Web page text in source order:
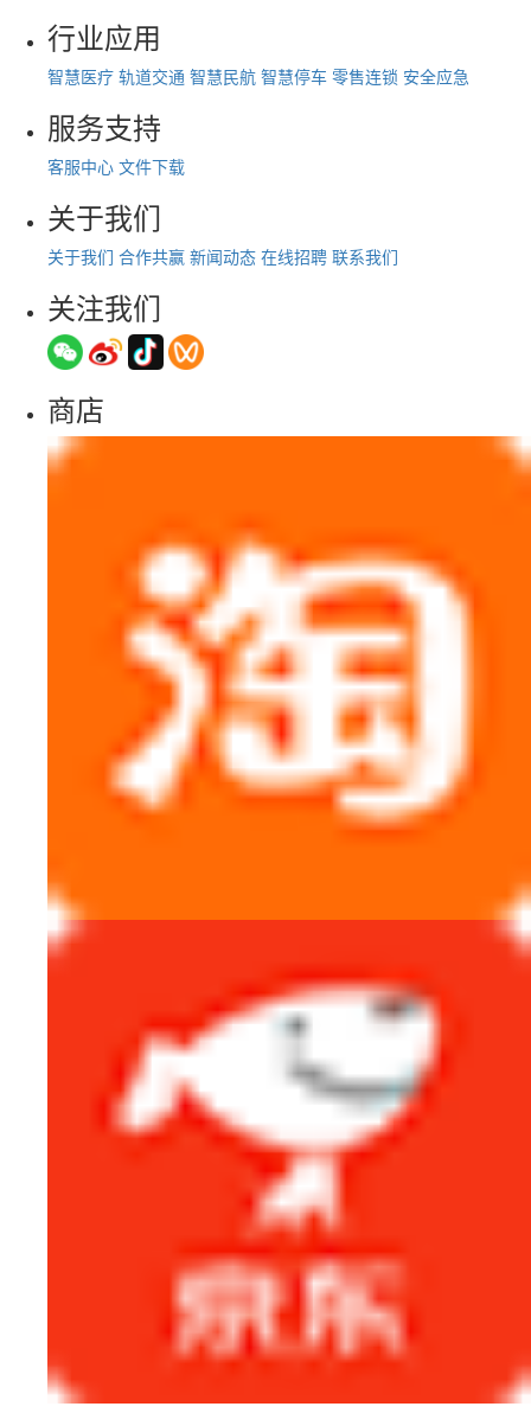
行业应用
智慧医疗 轨道交通 智慧民航 智慧停车 零售连锁 安全应急
服务支持
客服中心 文件下载
关于我们
关于我们 合作共赢 新闻动态 在线招聘 联系我们
关注我们
商店